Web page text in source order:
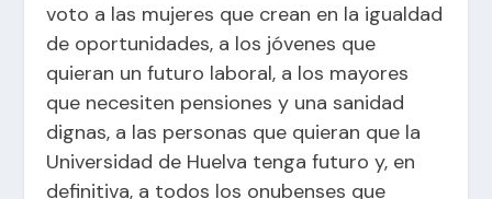
voto a las mujeres que crean en la igualdad
de oportunidades, a los jóvenes que
quieran un futuro laboral, a los mayores
que necesiten pensiones y una sanidad
dignas, a las personas que quieran que la
Universidad de Huelva tenga futuro y, en
definitiva, a todos los onubenses que